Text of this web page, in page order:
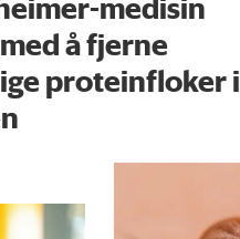
medisin
å fjerne
proteinfloker i